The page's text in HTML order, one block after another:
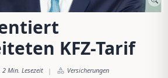
KFZ-Tarif
2 Min. Lesezeit | Versicherungen